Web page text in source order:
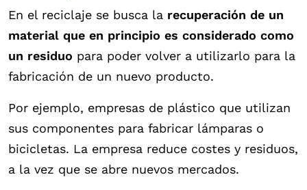
En el reciclaje se busca la recuperación de un
material que en principio es considerado como
un residuo para poder volver a utilizarlo para la
fabricación de un nuevo producto.
Por ejemplo, empresas de plástico que utilizan
sus componentes para fabricar lámparas o
bicicletas. La empresa reduce costes y residuos,
a la vez que se abre nuevos mercados.